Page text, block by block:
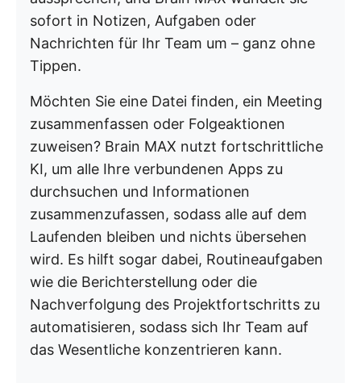
sofort in Notizen, Aufgaben oder
Nachrichten für Ihr Team um – ganz ohne
Tippen.
Möchten Sie eine Datei finden, ein Meeting
zusammenfassen oder Folgeaktionen
zuweisen? Brain MAX nutzt fortschrittliche
KI, um alle Ihre verbundenen Apps zu
durchsuchen und Informationen
zusammenzufassen, sodass alle auf dem
Laufenden bleiben und nichts übersehen
wird. Es hilft sogar dabei, Routineaufgaben
wie die Berichterstellung oder die
Nachverfolgung des Projektfortschritts zu
automatisieren, sodass sich Ihr Team auf
das Wesentliche konzentrieren kann.